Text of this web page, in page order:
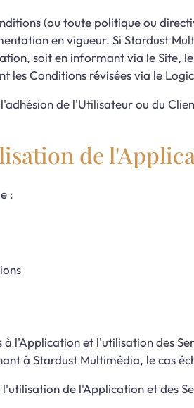
(ou toute politique ou
en vigueur. Si Stardust
soit en informant via le Site,
les Conditions révisées via le
de l'Utilisateur ou du
de
:
l'Application et l'utilisation des
à Stardust Multimédia, le cas
de l'Application et des